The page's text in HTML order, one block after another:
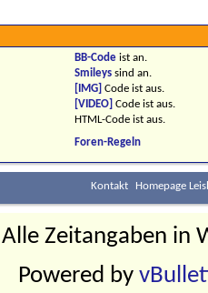
BB-Codeist an.
Smileyssind an.
[IMG] Code ist aus.
[VIDEO] Code ist aus.
HTML-Code ist aus.
Foren-Regeln
Kontakt Homepage
Alle Zeitangaben in
Powered by